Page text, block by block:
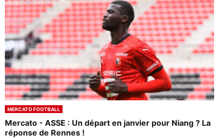
MERCATO FOOTBALL
Mercato - ASSE : Un départ en janvier pour Niang ? La
réponse de Rennes !